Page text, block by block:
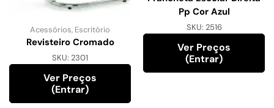
Acessórios, Escritório
Revisteiro Cromado
SKU: 2301
Ver Preços
(entrar)
Pp Cor Azul
SKU: 2516
Ver Preços
(entrar)